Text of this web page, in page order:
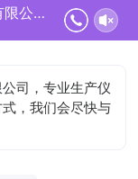
安徽省锐凌计量器制造有限公司正在为您服务
司，专业生产仪
，我们会尽快与